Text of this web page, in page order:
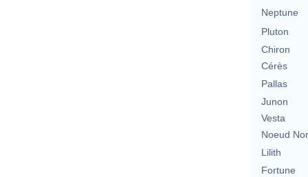
Neptune
Pluton
Chiron
Cérès
Pallas
Junon
Vesta
Noeud
Lilith
Fortune